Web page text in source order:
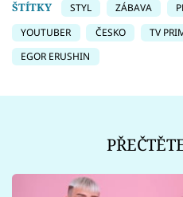
ŠTÍTKY STYL ZÁBAVA
YOUTUBER
ČESKO TV
EGOR ERUSHIN